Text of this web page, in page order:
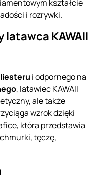
kształcie
i rozrywki.
KAWAII
i odpornego na
, latawiec KAWAII
ale także
wzrok dzięki
która przedstawia
tęczę,